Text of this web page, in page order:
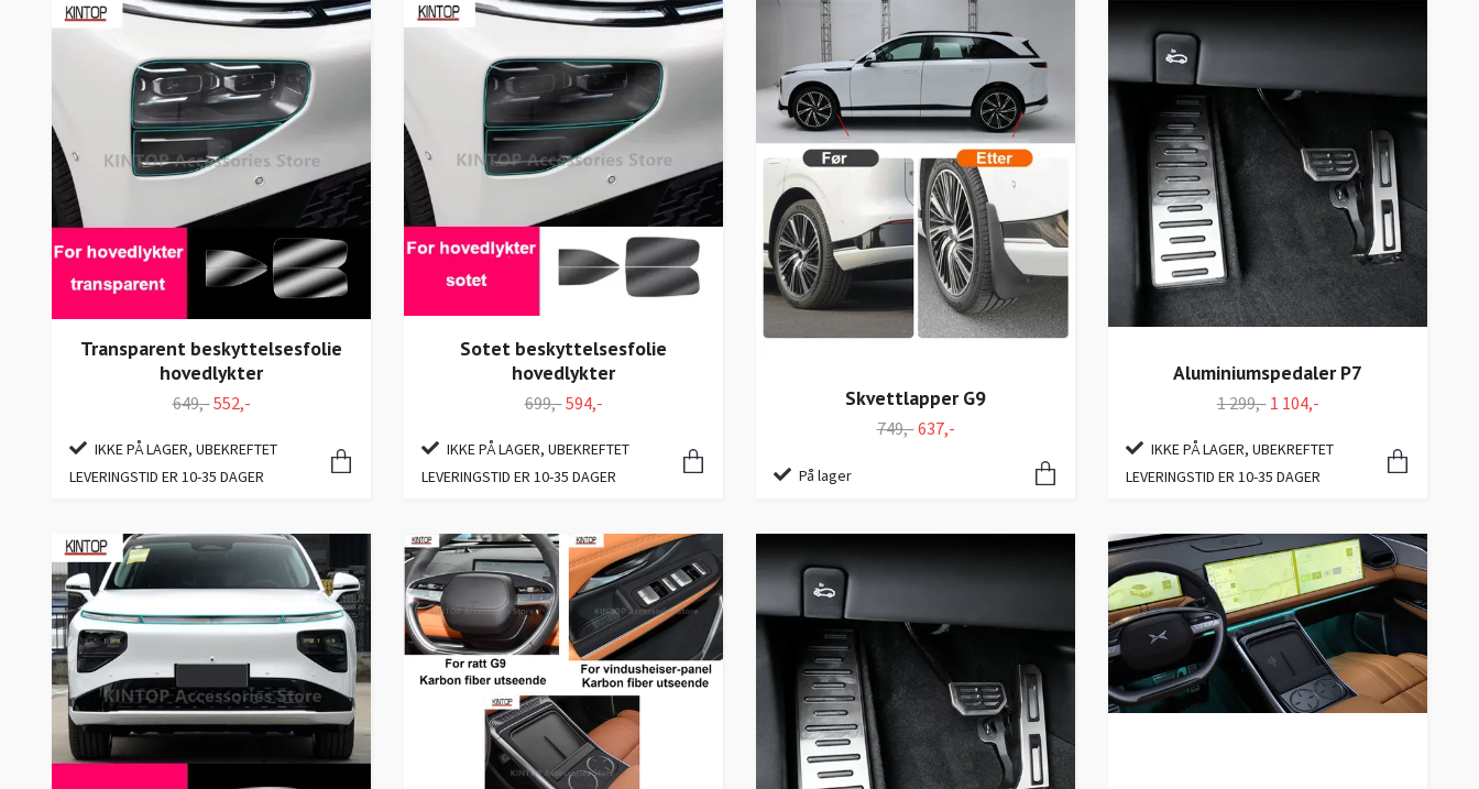
Transparent beskyttelsesfolie
hovedlykter
649,-552,-
IKKE PÅ LAGER, UBEKREFTET
LEVERINGSTID ER 10-35 DAGER
Sotet beskyttelsesfolie
hovedlykter
699,-594,-
IKKE PÅ LAGER, UBEKREFTET
LEVERINGSTID ER 10-35 DAGER
Skvettlapper G9
749,-637,-
På lager
Aluminiumspedaler P7
1 299,- 1 104,-
IKKE PÅ LAGER, UBEKREFTET
LEVERINGSTID ER 10-35 DAGER